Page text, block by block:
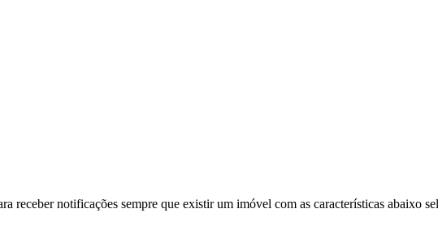
receber notificações sempre que existir um imóvel com as características abaixo